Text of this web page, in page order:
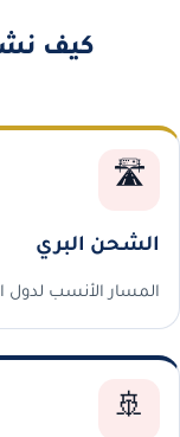
كيف
🛣️
الشحن البري
المسار الأنسب لدول
🚢